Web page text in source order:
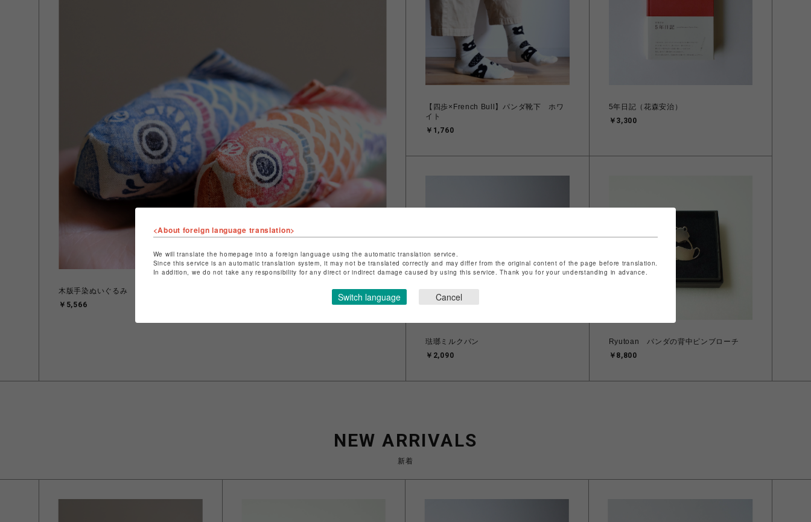
木版手染ぬいぐるみ 鯉のぼりセット
￥5,566
【四歩×French Bull】パンダ靴下 ホワ
イト
￥1,760
5年日記（花森安治）
￥3,300
琺瑯ミルクパン
￥2,090
Ryutoan パンダの背中ピンブローチ
￥8,800
NEW ARRIVALS
新着
<About foreign language translation>
We will translate the homepage into a foreign language using the automatic translation service.
Since this service is an automatic translation system, it may not be translated correctly and may differ from the original content of the page before translation.
In addition, we do not take any responsibility for any direct or indirect damage caused by using this service. Thank you for your understanding in advance.
Switch language Cancel